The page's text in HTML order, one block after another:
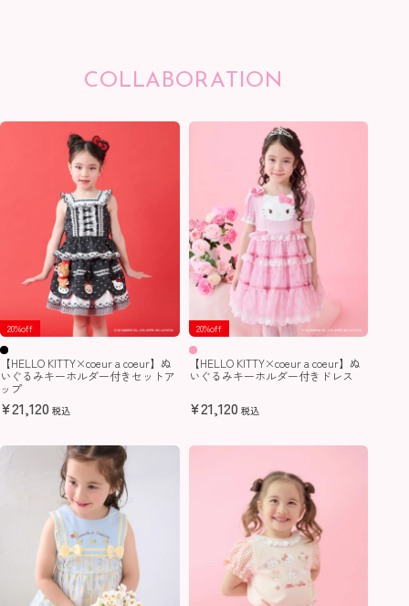
coeur a coeur いちご刺繍チュニ
5,456(税込)
coeur a coeur バレリーナうさぎ
ちゃん柄チュニック
3,465(税込)
coeur a coeur ハーフパンツ
(税込)
coeur a coeur いちご刺繍ショー
トパンツ
3,960(税込)
coeur a coeur ストロベリーリボ
ンプリントワンピース
7,293(税込)
coeur a coeur うさみみセーラー
ワンピース
4,400(税込)
coeur a coeur スカラップスタイ
3,080(税込)
coeur a coeur バックフリル7分丈
パンツ
3,003(税込)
COLLABORATION
20%off
【HELLO KITTY×coeur a coeur】ぬ
いぐるみキーホルダー付きセットア
ップ
¥21,120 税込
20%off
【HELLO KITTY×coeur a coeur】ぬ
いぐるみキーホルダー付きドレス
¥21,120 税込